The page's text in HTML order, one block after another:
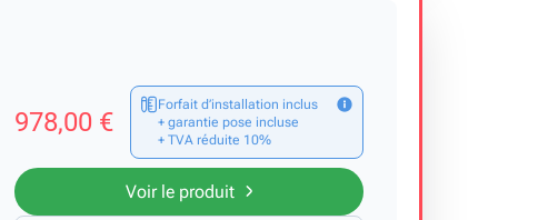
978,00 €
Forfait d’installation inclus
+ garantie pose incluse
+ TVA réduite 10%
Voir le produit